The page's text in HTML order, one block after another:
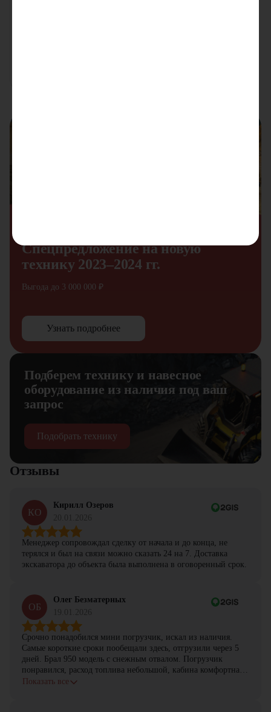
Спецпредложение на новую
технику 2023–2024 гг.
Выгода до 3 000 000 ₽
Узнать подробнее
Подберем технику и навесное
оборудование из наличия под ваш
запрос
Подобрать технику
Отзывы
КО
Кирилл Озеров
Менеджер сопровождал сделку от начала и до конца, не
терялся и был на связи можно сказать 24 на 7. Доставка
экскаватора до объекта была выполнена в оговоренный срок.
ОБ
Олег Безматерных
Срочно понадобился мини погрузчик, искал из наличия.
Самые короткие сроки пообещали здесь, отгрузили через 5
дней. Брал 950 модель с снежным отвалом. Погрузчик
понравился, расход топлива небольшой, кабина комфортная,
с задачами справляется.
Показать все